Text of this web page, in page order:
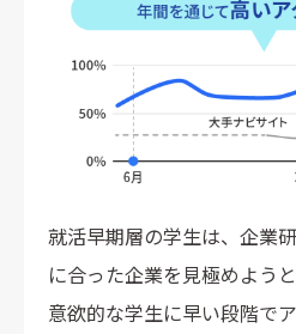
就活早期層の学生は、企業
に合った企業を見極めよう
意欲的な学生に早い段階で